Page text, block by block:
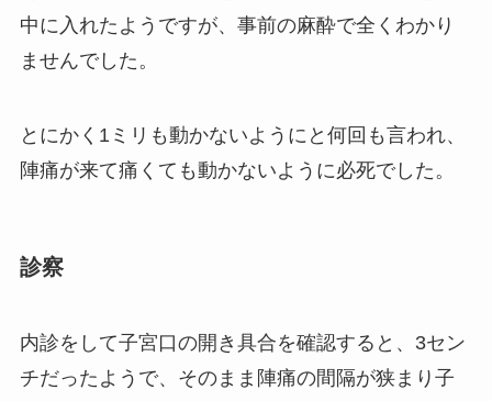
中に入れたようですが、事前の麻酔で全くわかり
ませんでした。
とにかく1ミリも動かないようにと何回も言われ、
陣痛が来て痛くても動かないように必死でした。
診察
内診をして子宮口の開き具合を確認すると、3セン
チだったようで、そのまま陣痛の間隔が狭まり子